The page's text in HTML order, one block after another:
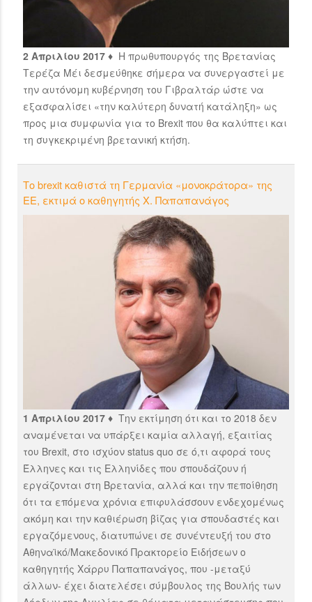
2 Απριλίου 2017 ♦ H πρωθυπουργός της Βρετανίας
Τερέζα Μέι δεσμεύθηκε σήμερα να συνεργαστεί με
την αυτόνομη κυβέρνηση του Γιβραλτάρ ώστε να
εξασφαλίσει «την καλύτερη δυνατή κατάληξη» ως
προς μια συμφωνία για το Brexit που θα καλύπτει και
τη συγκεκριμένη βρετανική κτήση.
Το brexit καθιστά τη Γερμανία «μονοκράτορα» της
ΕΕ, εκτιμά ο καθηγητής Χ. Παπαπανάγος
1 Απριλίου 2017 ♦ Την εκτίμηση ότι και το 2018 δεν
αναμένεται να υπάρξει καμία αλλαγή, εξαιτίας
του Brexit, στο ισχύον status quo σε ό,τι αφορά τους
Έλληνες και τις Ελληνίδες που σπουδάζουν ή
εργάζονται στη Βρετανία, αλλά και την πεποίθηση
ότι τα επόμενα χρόνια επιφυλάσσουν ενδεχομένως
ακόμη και την καθιέρωση βίζας για σπουδαστές και
εργαζόμενους, διατυπώνει σε συνέντευξή του στο
Αθηναϊκό/Μακεδονικό Πρακτορείο Ειδήσεων ο
καθηγητής Χάρρυ Παπαπανάγος, που -μεταξύ
άλλων- έχει διατελέσει σύμβουλος της Βουλής των